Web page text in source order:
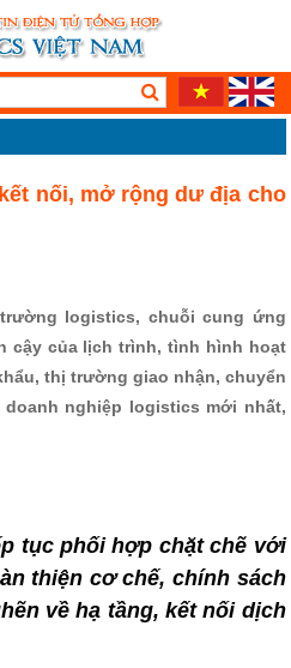
nối, mở rộng dư địa cho
logistics, chuỗi cung ứng
cậy của lịch trình, tình hình hoạt
thị trường giao nhận, chuyển
nghiệp logistics mới nhất,
tục phối hợp chặt chẽ với
thiện cơ chế, chính sách
về hạ tầng, kết nối dịch